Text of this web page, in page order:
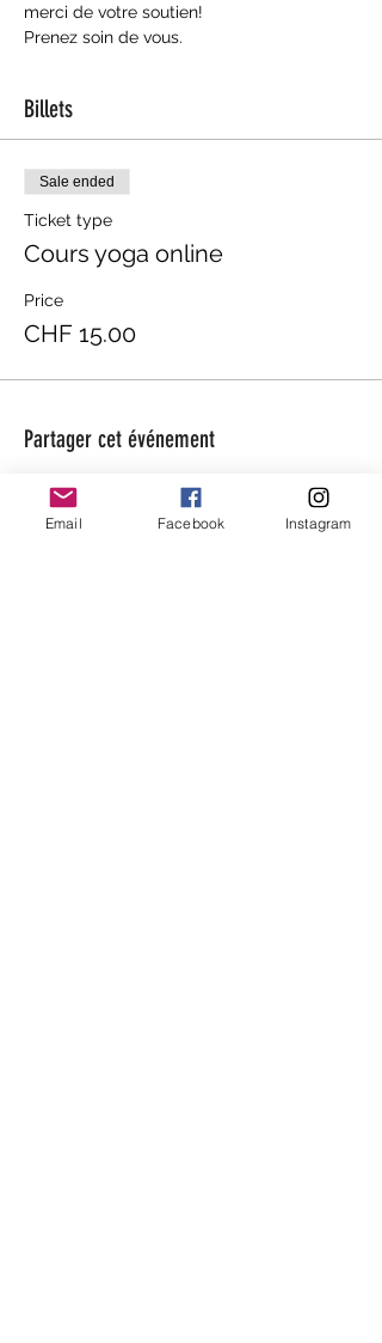
merci de votre soutien!
Prenez soin de vous.
Billets
Sale ended
Ticket type
Cours yoga online
Price
CHF 15.00
Partager cet événement
Email Facebook Instagram